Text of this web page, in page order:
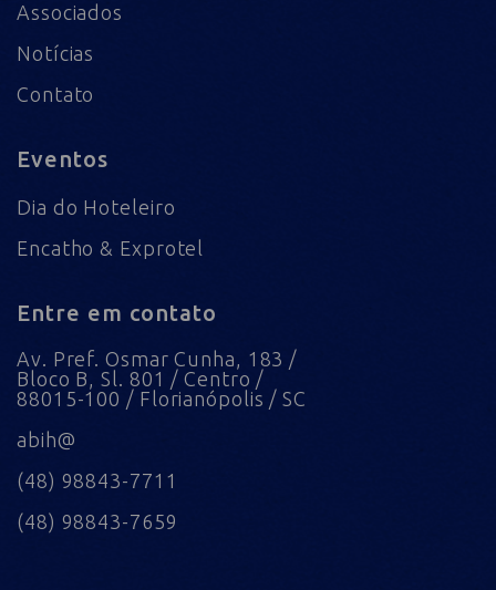
Associados
Notícias
Contato
Eventos
Dia do Hoteleiro
Encatho & Exprotel
Entre em contato
Av. Pref. Osmar Cunha, 183 /
Bloco B, Sl. 801 / Centro /
88015-100 / Florianópolis / SC
abih@
(48) 98843-7711
(48) 98843-7659